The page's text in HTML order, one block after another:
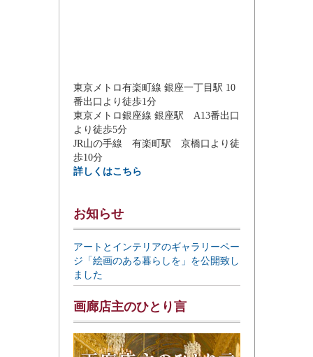
東京メトロ有楽町線 銀座一丁目駅 10
番出口より徒歩1分
東京メトロ銀座線 銀座駅 A13番出口
より徒歩5分
JR山の手線 有楽町駅 京橋口より徒
歩10分
詳しくはこちら
お知らせ
アートとインテリアのギャラリーペー
ジ「絵画のある暮らしを」を公開致し
ました
画廊店主のひとり言